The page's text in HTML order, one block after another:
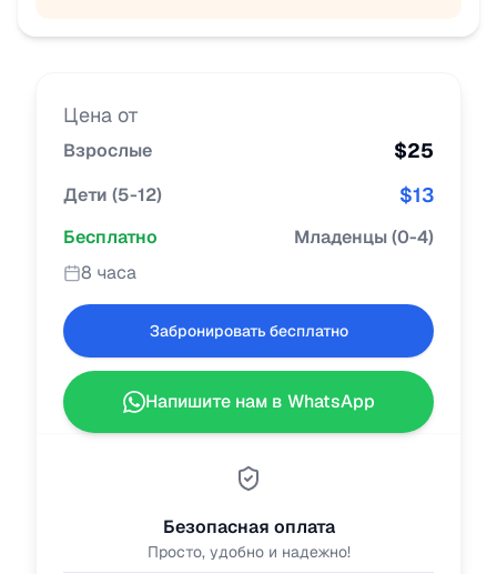
Цена от
Взрослые $25
Дети (5-12) $13
Бесплатно Младенцы(0-4)
8 часа
Забронировать бесплатно
Напишите нам в WhatsApp
Безопасная оплата
Просто, удобно и надежно!